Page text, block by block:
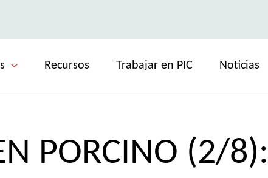
Recursos Trabajar en PIC Noticias
PORCINO (2/